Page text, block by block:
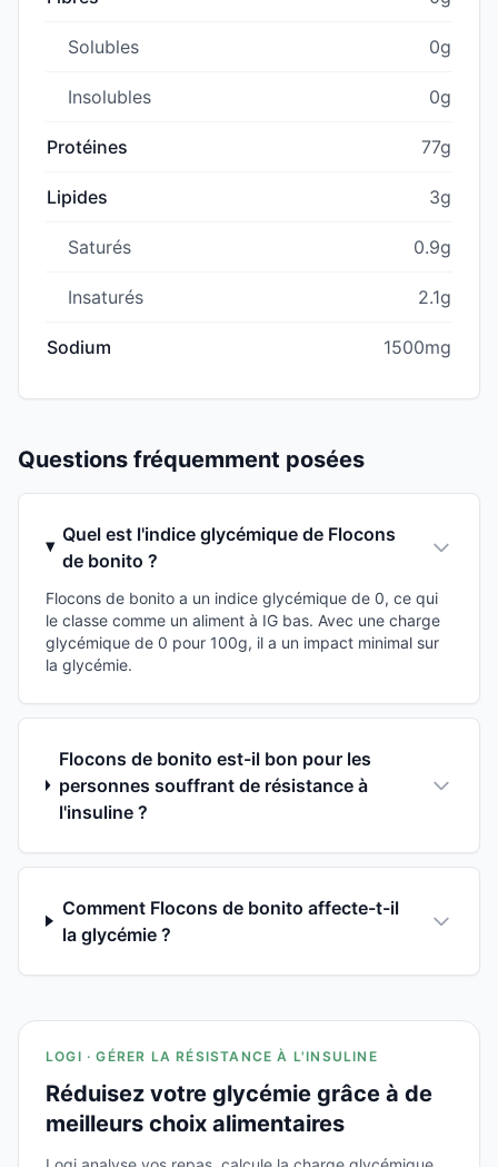
Solubles 0g
Insolubles 0g
Protéines 77g
Lipides 3g
Saturés 0.9g
Insaturés 2.1g
Sodium 1500mg
Questions fréquemment posées
Quel est l'indice glycémique de Flocons
de bonito ?
Flocons de bonito a un indice glycémique de 0, ce qui
le classe comme un aliment à IG bas. Avec une charge
glycémique de 0 pour 100g, il a un impact minimal sur
la glycémie.
Flocons de bonito est-il bon pour les
personnes souffrant de résistance à
l'insuline ?
Comment Flocons de bonito affecte-t-il
la glycémie ?
LOGI · GÉRER LA RÉSISTANCE À L'INSULINE
Réduisez votre glycémie grâce à de
meilleurs choix alimentaires